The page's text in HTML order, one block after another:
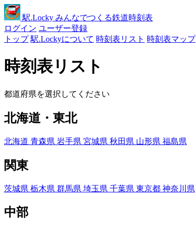
駅.Locky みんなでつくる鉄道時刻表
ログイン ユーザー登録
トップ 駅.Lockyについて 時刻表リスト 時刻表マップ
時刻表リスト
都道府県を選択してください
北海道・東北
北海道 青森県 岩手県 宮城県 秋田県 山形県 福島県
関東
茨城県 栃木県 群馬県 埼玉県 千葉県 東京都 神奈川県
中部